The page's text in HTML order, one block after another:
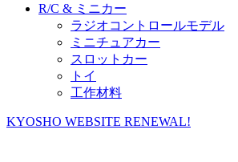
R/C & ミニカー
ラジオコントロールモデル
ミニチュアカー
スロットカー
トイ
工作材料
KYOSHO WEBSITE RENEWAL!